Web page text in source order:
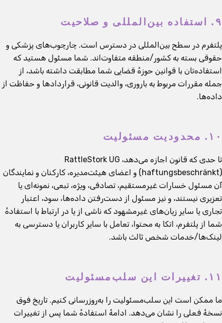
۹. استفاده بین‌المللی و صلاحیت
پلتفرم در سطح بین‌المللی در دسترس است. چارچوب‌های پزشکی و
حقوقی بسته به کشور/منطقه متفاوت‌اند. شما مسئول هستید که
استفاده‌تان با قوانین حوزهٔ قضایی شما مطابقت داشته باشد، از
جمله مقررات مربوط به باروری، والدیت قانونی، قراردادها و حفاظت از
داده‌ها.
۱۰. محدودیت مسئولیت
تا حدی که قانون اجازه می‌دهد، RattleStork UG
(haftungsbeschränkt) و اعضای هیئت‌مدیره، کارکنان و نمایندگان
آن مسئول خسارات غیرمستقیم، تصادفی، ویژه، تبعی، نمونه‌ای یا
تعزیری نیستند، و نیز مسئول از دست‌رفتن داده‌ها، سود، اعتبار
تجاری یا سایر زیان‌های غیرمشهود که ناشی از یا در ارتباط با استفادهٔ
شما از پلتفرم، اتکا به محتوا، تعامل با سایر کاربران یا دسترسی به
لینک‌ها/خدمات شخص ثالث باشد.
۱۱. تغییرات این سلب‌مسئولیت
ما ممکن است این سلب‌مسئولیت را به‌روزرسانی کنیم. تاریخ فوق
نسخهٔ فعلی را نشان می‌دهد. ادامهٔ استفادهٔ شما پس از تغییرات